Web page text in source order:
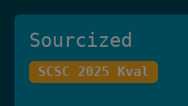
Sourcized
SCSC 2025 Kval